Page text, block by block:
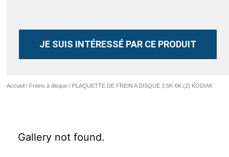
Accueil / Freins à disque / PLAQUETTE DE FREIN A DISQUE 3,5K-6K (2) KODIAK
Gallery not found.
JE SUIS INTÉRESSÉ PAR CE PRODUIT